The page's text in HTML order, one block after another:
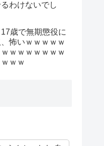
わけないでし
17歳で無期懲役に
怖いｗｗｗｗｗ
ｗｗｗｗｗｗｗ
ｗｗ